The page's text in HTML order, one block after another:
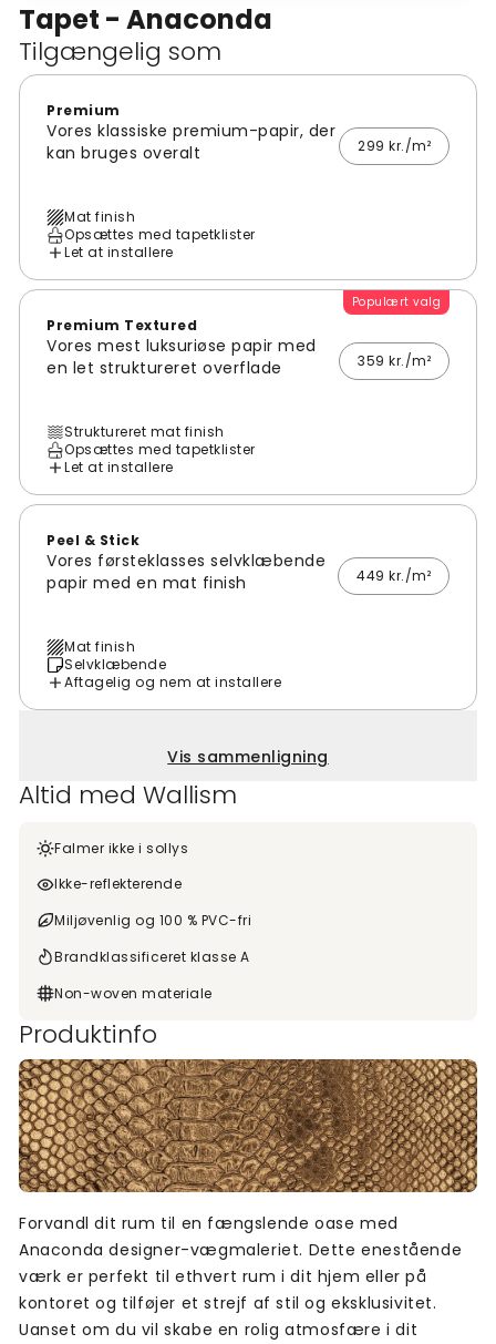
Tapet - Anaconda
Tilgængelig som
Premium
Vores klassiske premium-papir, der
kan bruges overalt
299 kr./m²
Mat finish
Opsættes med tapetklister
Let at installere
Populært valg
Premium Textured
Vores mest luksuriøse papir med
en let struktureret overflade
359 kr./m²
Struktureret mat finish
Opsættes med tapetklister
Let at installere
Peel & Stick
Vores førsteklasses selvklæbende
papir med en mat finish
449 kr./m²
Mat finish
Selvklæbende
Aftagelig og nem at installere
Vis sammenligning
Altid med Wallism
Falmer ikke i sollys
Ikke-reflekterende
Miljøvenlig og 100 % PVC-fri
Brandklassificeret klasse A
Non-woven materiale
Produktinfo
Forvandl dit rum til en fængslende oase med
Anaconda designer-vægmaleriet. Dette enestående
værk er perfekt til ethvert rum i dit hjem eller på
kontoret og tilføjer et strejf af stil og eksklusivitet.
Uanset om du vil skabe en rolig atmosfære i dit